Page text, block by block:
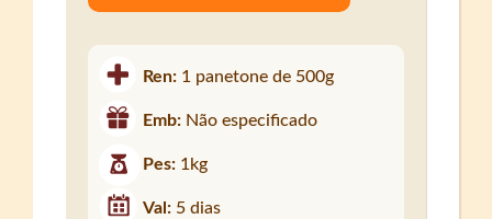
Ren: 1 panetone de 500g
Emb: Não especificado
Pes: 1kg
Val: 5 dias